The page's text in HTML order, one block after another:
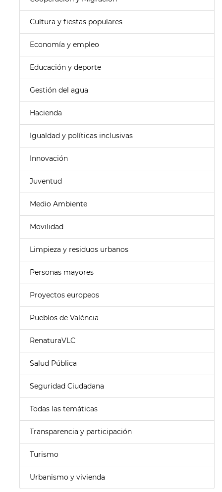
Cultura y fiestas populares
Economía y empleo
Educación y deporte
Gestión del agua
Hacienda
Igualdad y políticas inclusivas
Innovación
Juventud
Medio Ambiente
Movilidad
Limpieza y residuos urbanos
Personas mayores
Proyectos europeos
Pueblos de València
RenaturaVLC
Salud Pública
Seguridad Ciudadana
Todas las temáticas
Transparencia y participación
Turismo
Urbanismo y vivienda